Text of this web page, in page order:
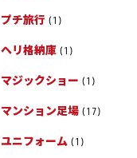
プチ旅行 (1)
ヘリ格納庫 (1)
マジックショー (1)
マンション足場 (17)
ユニフォーム (1)